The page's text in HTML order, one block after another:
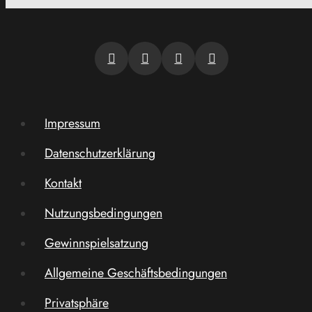
Impressum
Datenschutzerklärung
Kontakt
Nutzungsbedingungen
Gewinnspielsatzung
Allgemeine Geschäftsbedingungen
Privatsphäre